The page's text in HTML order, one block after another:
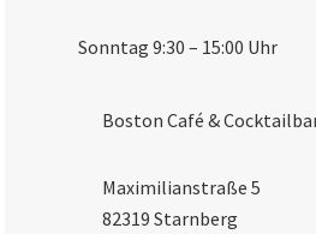
Sonntag 9:30 – 15:00 Uhr
Boston Café &
Maximilianstraße 5
82319 Starnberg